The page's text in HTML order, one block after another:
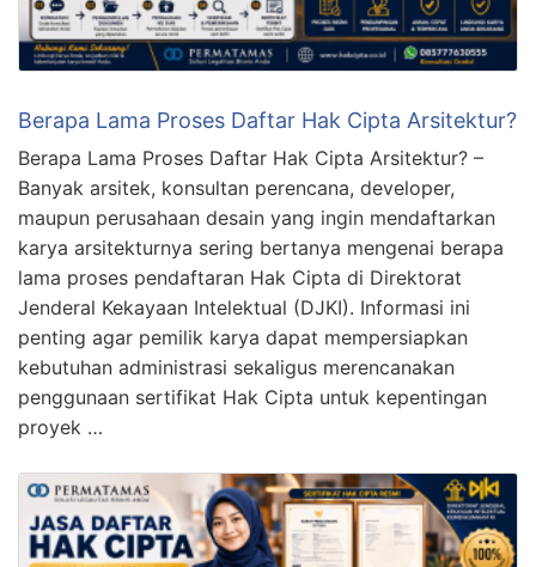
Berapa Lama Proses Daftar Hak Cipta Arsitektur?
Berapa Lama Proses Daftar Hak Cipta Arsitektur? –
Banyak arsitek, konsultan perencana, developer,
maupun perusahaan desain yang ingin mendaftarkan
karya arsitekturnya sering bertanya mengenai berapa
lama proses pendaftaran Hak Cipta di Direktorat
Jenderal Kekayaan Intelektual (DJKI). Informasi ini
penting agar pemilik karya dapat mempersiapkan
kebutuhan administrasi sekaligus merencanakan
penggunaan sertifikat Hak Cipta untuk kepentingan
proyek …